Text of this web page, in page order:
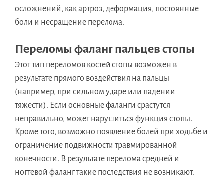
осложнений, как артроз, деформация, постоянные
боли и несращение перелома.
Переломы фаланг пальцев стопы
Этот тип переломов костей стопы возможен в
результате прямого воздействия на пальцы
(например, при сильном ударе или падении
тяжести). Если основные фаланги срастутся
неправильно, может нарушиться функция стопы.
Кроме того, возможно появление болей при ходьбе и
ограничение подвижности травмированной
конечности. В результате перелома средней и
ногтевой фаланг такие последствия не возникают.